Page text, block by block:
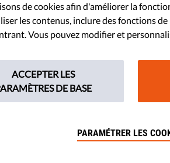
de faire
?
le copyright ont mis
de cookies afin d'améliorer la
les contenus, inclure des fonctions
Vous pouvez modifier et
ACCEPTER LES
DE BASE
PARAMÉTRER LES